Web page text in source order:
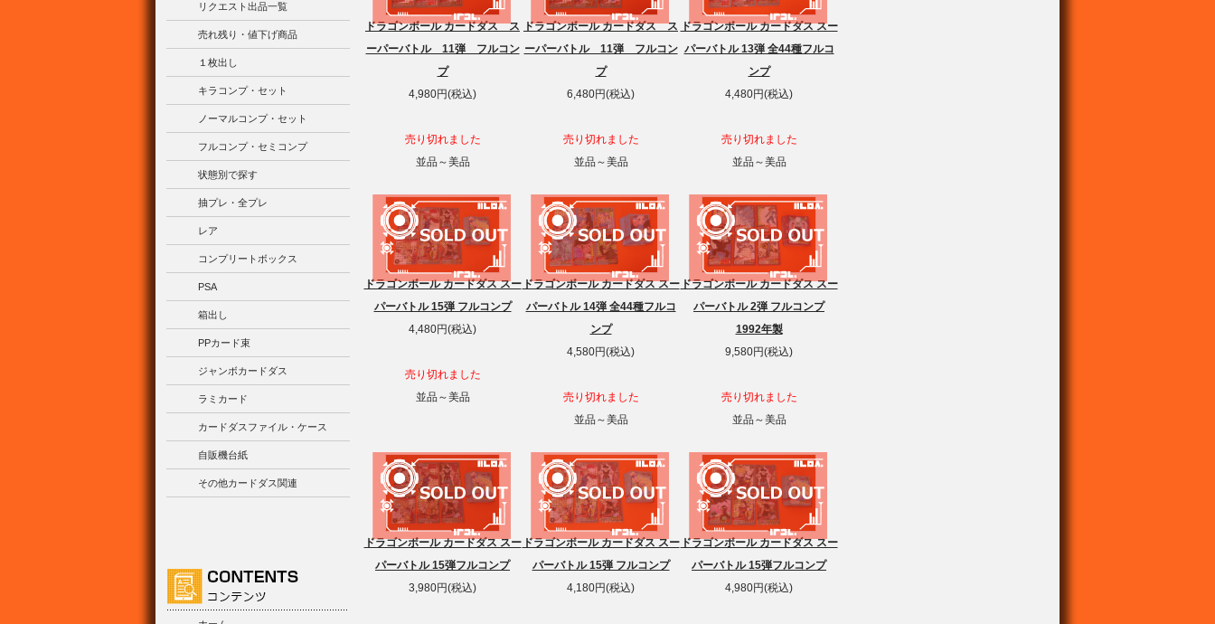
リクエスト出品一覧
売れ残り・値下げ商品
１枚出し
キラコンプ・セット
ノーマルコンプ・セット
フルコンプ・セミコンプ
状態別で探す
抽プレ・全プレ
レア
コンプリートボックス
PSA
箱出し
PPカード束
ジャンボカードダス
ラミカード
カードダスファイル・ケース
自販機台紙
その他カードダス関連
ドラゴンボール カードダス ス
ーパーバトル 11弾 フルコン
プ
4,980円(税込)
売り切れました
並品～美品
ドラゴンボール カードダス ス
ーパーバトル 11弾 フルコン
プ
6,480円(税込)
売り切れました
並品～美品
ドラゴンボール カードダス スー
パーバトル 13弾 全44種フルコ
ンプ
4,480円(税込)
売り切れました
並品～美品
ドラゴンボール カードダス スー
パーバトル 15弾 フルコンプ
4,480円(税込)
売り切れました
並品～美品
ドラゴンボール カードダス スー
パーバトル 14弾 全44種フルコ
ンプ
4,580円(税込)
売り切れました
並品～美品
ドラゴンボール カードダス スー
パーバトル 2弾 フルコンプ
1992年製
9,580円(税込)
売り切れました
並品～美品
ドラゴンボール カードダス スー
パーバトル 15弾フルコンプ
3,980円(税込)
ドラゴンボール カードダス スー
パーバトル 15弾 フルコンプ
4,180円(税込)
ドラゴンボール カードダス スー
パーバトル 15弾フルコンプ
4,980円(税込)